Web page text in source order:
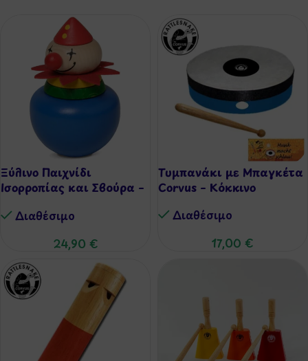
Ξύλινο Παιχνίδι
Ισορροπίας και Σβούρα –
Διαθέσιμo
24,90 €
Τυμπανάκι με Μπαγκέτα
Corvus – Κόκκινο
Διαθέσιμo
17,00 €